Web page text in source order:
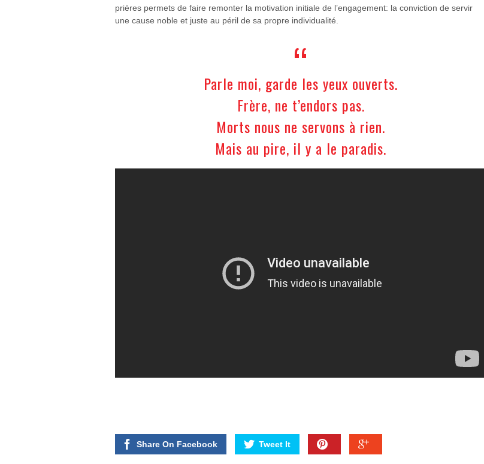
prières permets de faire remonter la motivation initiale de l’engagement: la conviction de servir
une cause noble et juste au péril de sa propre individualité.
Parle moi, garde les yeux ouverts.
Frère, ne t’endors pas.
Morts nous ne servons à rien.
Mais au pire, il y a le paradis.
Share On Facebook Tweet It